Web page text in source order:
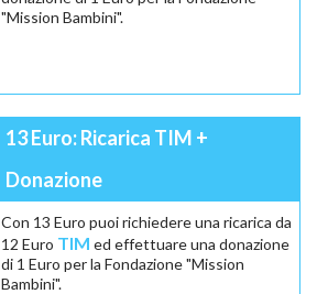
"Mission Bambini".
13 Euro: Ricarica TIM +
Donazione
Con 13 Euro puoi richiedere una ricarica da
12 Euro TIM ed effettuare una donazione
di 1 Euro per la Fondazione "Mission
Bambini".